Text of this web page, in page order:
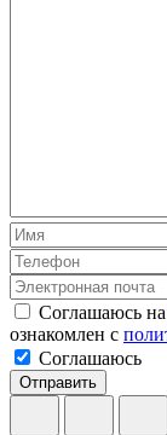
Соглашаюсь на
ознакомлен с
Соглашаюсь
Отправить